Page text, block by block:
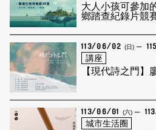
大人小孩可參加
鄉踏查紀錄片競
113/06/02 (日)
講座
【現代詩之門】
113/06/01 (六)
城市生活圈